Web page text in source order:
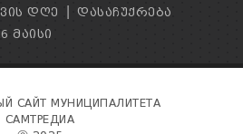
ᲓᲦᲔ
ᲓᲐᲡᲐᲩᲣᲥᲠᲔᲑᲐ
ᲛᲐᲘᲡᲘ
САЙТ МУНИЦИПАЛИТЕТА
САМТРЕДИА